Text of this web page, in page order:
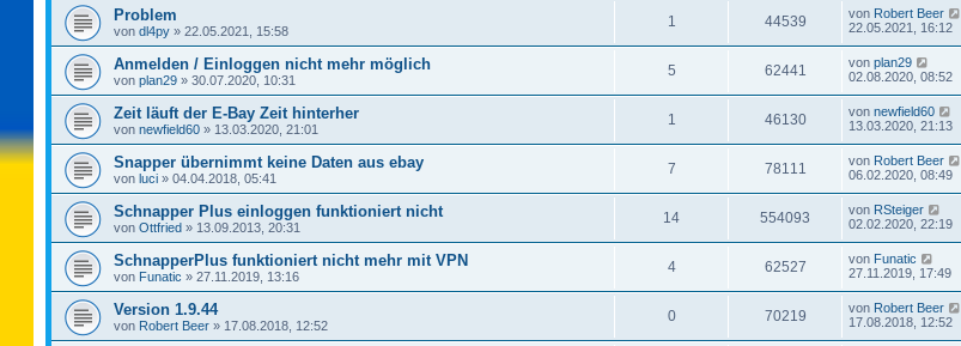
Problem
von dl4py » 22.05.2021, 15:58
1 44539 von Robert Beer
22.05.2021, 16:12
Anmelden / Einloggen nicht mehr möglich
von plan29 » 30.07.2020, 10:31
5 62441 von plan29
02.08.2020, 08:52
Zeit läuft der E-Bay Zeit hinterher
von newfield60 » 13.03.2020, 21:01
1 46130 von newfield60
13.03.2020, 21:13
Snapper übernimmt keine Daten aus ebay
von luci » 04.04.2018, 05:41
7 78111 von Robert Beer
06.02.2020, 08:49
Schnapper Plus einloggen funktioniert nicht
von Ottfried » 13.09.2013, 20:31
14 554093 von RSteiger
02.02.2020, 22:19
SchnapperPlus funktioniert nicht mehr mit VPN
von Funatic » 27.11.2019, 13:16
4 62527 von Funatic
27.11.2019, 17:49
Version 1.9.44
von Robert Beer » 17.08.2018, 12:52
0 70219 von Robert Beer
17.08.2018, 12:52